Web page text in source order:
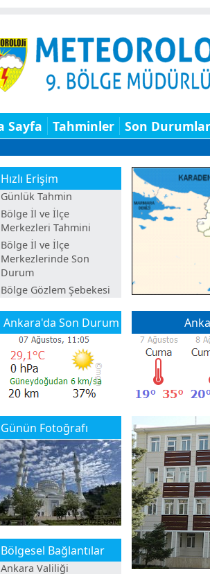
Sayfa Tahminler Son Durumlar
Hızlı Erişim
Günlük Tahmin
Bölge İl ve İlçe
Merkezleri Tahmini
Bölge İl ve İlçe
Merkezlerinde Son
Durum
Bölge Gözlem Şebekesi
Ankara'da Son Durum
Günün Fotoğrafı
Bölgesel Bağlantılar
Ankara Valiliği